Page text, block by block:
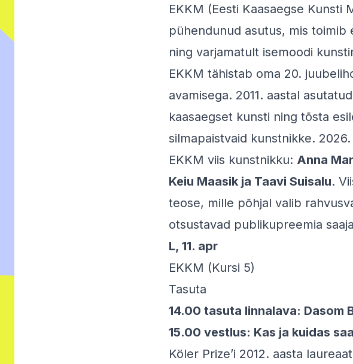
EKKM (Eesti Kaasaegse Kunsti
pühendunud asutus, mis toimib
ning varjamatult isemoodi
EKKM tähistab oma 20.
avamisega. 2011. aastal
kaasaegset kunsti ning tõsta
silmapaistvaid kunstnikke.
EKKM viis kunstnikku: Anna
Keiu Maasik ja Taavi Suisalu.
teose, mille põhjal valib
otsustavad publikupreemia
L, 11. apr
EKKM (Kursi 5)
Tasuta
14.00 tasuta linnalava: Dasom
15.00 vestlus: Kas ja kuidas
Köler Prize’i 2012. aasta